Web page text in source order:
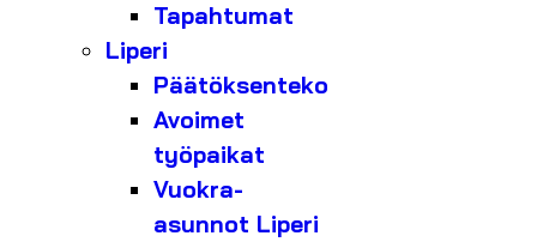
Tapahtumat
Liperi
Päätöksenteko
Avoimet
työpaikat
Vuokra-
asunnot Liperi